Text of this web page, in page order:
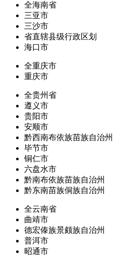
全海南省
三亚市
三沙市
省直辖县级行政区划
海口市
全重庆市
重庆市
全贵州省
遵义市
贵阳市
安顺市
黔西南布依族苗族自治州
毕节市
铜仁市
六盘水市
黔南布依族苗族自治州
黔东南苗族侗族自治州
全云南省
曲靖市
德宏傣族景颇族自治州
普洱市
昭通市